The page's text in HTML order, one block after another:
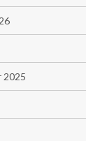
2025